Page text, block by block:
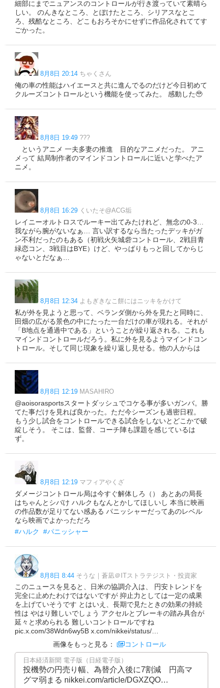
細部にまでニュアンスのコントロールが行き渡っていて素晴ら
しい。 のんきなところ、とぼけたところ、シリアスなとこ
ろ、残酷なところ、どこもおろそかにせずに作品化されててす
ごかった。
8月8日 20:14 ちゃくさん
俺の車の性能はハイエースと共に進んでるのだけど今日初めて
クルーズコントロールという機能を使ってみた。 感動した🥹
8月8日 19:49 ???
というアニメ 一夫多妻の推進 目的なアニメだった。 アニ
メって 結局制作者のマインドコントロールに近いと学べたア
ニメ。
8月8日 16:29 くいたそ@ACG垢
レイニーオルトロスでルーキー出てみたけれど、無念の0-3…
我ながら腕がないなぁ… 言い訳するなら当たったデッキがガ
ン不利だったのもある（初戦火矢城砦コントロール、2戦目青
緑恋コン、3戦目はBYE）けど、やっぱりもっと回してからじ
ゃないとだなぁ…
8月8日 12:34 よもぎきなこ餅にはニッキをかけて
私が外を見ようと思って、ベランダ側から外を見たと同時に、
田畑の広がる景色の中にたった一台だけの車が現れる。それが
「B地点を通過中である」ということが繰り返される。これも
マインドコントロールだろう。私に外を見るようマインドコン
トロール。そして同じ現象を繰り返し見せる。他の人からは
8月8日 12:19 MASAHIRO
@aoisorasportsスタートダッシュでコケる事が多いガンバ。勝
てた事だけを見れば良かった。ただ今シーズンも過密日程。
もう少し試合をコントロールできる試合をしないとどこかで破
綻しそう。 そこは、監督、コーチ陣も課題を感じているは
ず。
8月8日 12:19 マフィアやくざ
ダメージコントロール局は今すぐ解体しろ（） あとあの局長
はちゃんとシバけ ハルクもなんとかしてほしいし 本当に映画
の作品数が足りてない感ある パニッシャーだってあのレベル
なら映画でよかっただろ
#ハルク
#パニッシャー
8月8日 8:44 そうな｜蒼凪＠ITストラテジスト・投資家
このニュースを見ると、日米の協調介入は、 円安トレンドを
完全に止めたわけではないですが 抑止力としては一定の成果
を上げていそうです とはいえ、長期で見たときの効果の持続
性は やはり難しいでしょう アクセルとブレーキの踏み具合が
延々と求められる 難しいコントロールですね
pic.x.com/38Wdn6wy5B x.com/nikkei/status/…
画像をもっと見る：
コントロール
日本経済新聞 電子版（日経電子版）
投機勢の円売り幅、為替介入後に7割減 円高マ
グマ弱まる nikkei.com/article/DGXZQO…